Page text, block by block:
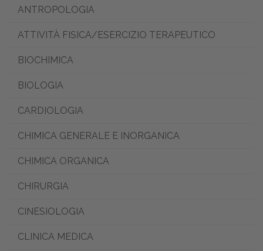
ANTROPOLOGIA
ATTIVITÀ FISICA/ESERCIZIO TERAPEUTICO
BIOCHIMICA
BIOLOGIA
CARDIOLOGIA
CHIMICA GENERALE E INORGANICA
CHIMICA ORGANICA
CHIRURGIA
CINESIOLOGIA
CLINICA MEDICA